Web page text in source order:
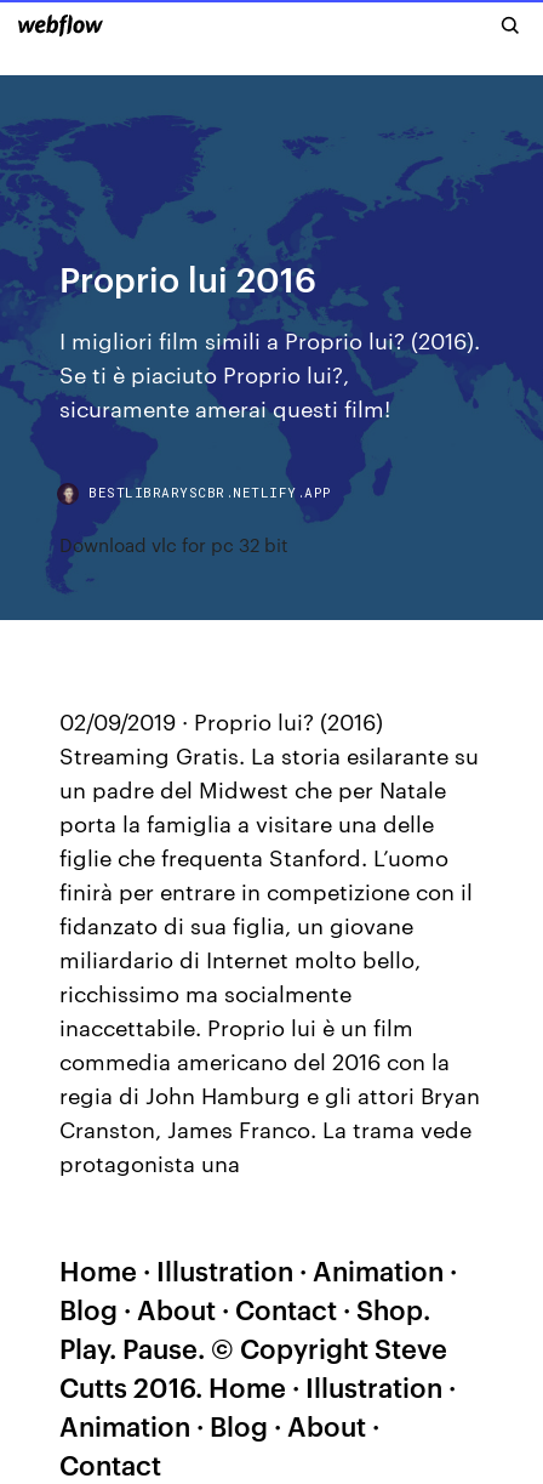
Proprio lui 2016
I migliori film simili a Proprio lui? (2016).
Se ti è piaciuto Proprio lui?,
sicuramente amerai questi film!
BESTLIBRARYSCBR.NETLIFY.APP
Download vlc for pc 32 bit
02/09/2019 · Proprio lui? (2016)
Streaming Gratis. La storia esilarante su
un padre del Midwest che per Natale
porta la famiglia a visitare una delle
figlie che frequenta Stanford. L’uomo
finirà per entrare in competizione con il
fidanzato di sua figlia, un giovane
miliardario di Internet molto bello,
ricchissimo ma socialmente
inaccettabile. Proprio lui è un film
commedia americano del 2016 con la
regia di John Hamburg e gli attori Bryan
Cranston, James Franco. La trama vede
protagonista una
Home · Illustration · Animation ·
Blog · About · Contact · Shop.
Play. Pause. © Copyright Steve
Cutts 2016. Home · Illustration ·
Animation · Blog · About ·
Contact